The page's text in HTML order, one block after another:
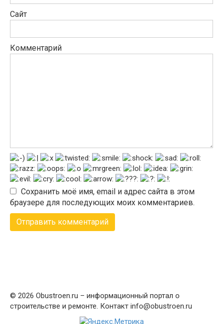
Сайт
Комментарий
Сохранить моё имя, email и адрес сайта в этом
браузере для последующих моих комментариев.
© 2026 Obustroen.ru – информационный портал о
строительстве и ремонте. Контакт info@obustroen.ru